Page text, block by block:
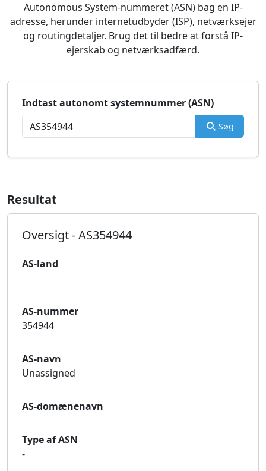
Autonomous System-nummeret (ASN) bag en IP-
adresse, herunder internetudbyder (ISP), netværksejer
og routingdetaljer. Brug det til bedre at forstå IP-
ejerskab og netværksadfærd.
Indtast autonomt systemnummer (ASN)
Søg
Resultat
Oversigt - AS354944
AS-land
AS-nummer
354944
AS-navn
Unassigned
AS-domænenavn
Type af ASN
-